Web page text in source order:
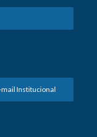
mail Institucional